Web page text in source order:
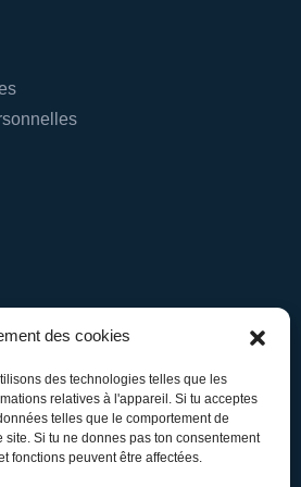
des cookies
des technologies telles que les
relatives à l'appareil. Si tu acceptes
telles que le comportement de
Si tu ne donnes pas ton consentement
fonctions peuvent être affectées.